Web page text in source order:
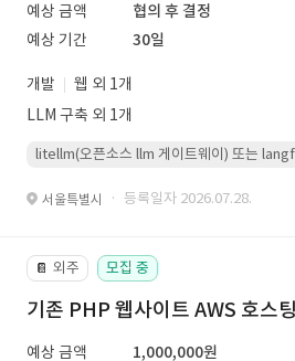
예상 금액
협의 후 결정
예상 기간
30일
개발
웹 외 1개
LLM 구축 외 1개
litellm(오픈소스 llm 게이트웨이) 또는
서울특별시 · 등록일자 2026.07.28.
📔 외주 모집 중
기존 PHP 웹사이트 AWS 호스
예상 금액
1,000,000원